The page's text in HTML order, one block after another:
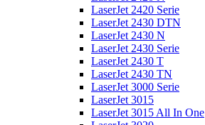
LaserJet 2420 Serie
LaserJet 2430 DTN
LaserJet 2430 N
LaserJet 2430 Serie
LaserJet 2430 T
LaserJet 2430 TN
LaserJet 3000 Serie
LaserJet 3015
LaserJet 3015 All In One